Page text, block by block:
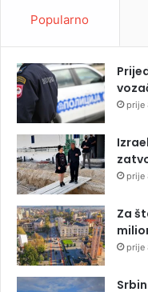
Popularno
prije
prije
Za
prije